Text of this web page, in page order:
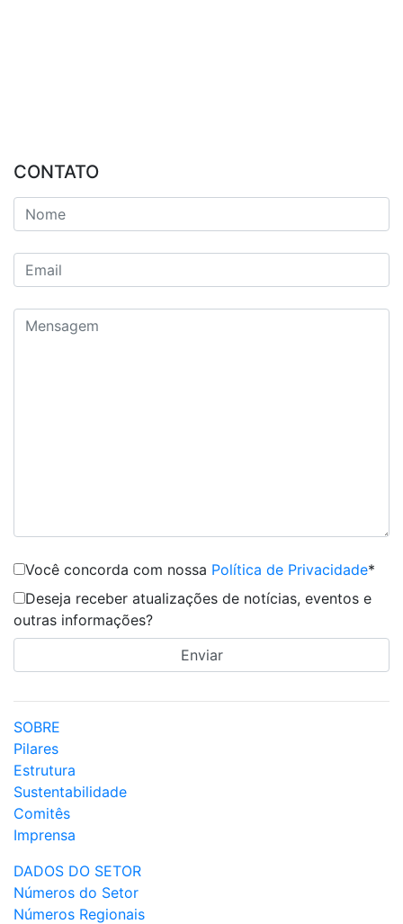
CONTATO
Você concorda com nossa Política de Privacidade*
Deseja receber atualizações de notícias, eventos e
outras informações?
SOBRE
Pilares
Estrutura
Sustentabilidade
Comitês
Imprensa
DADOS DO SETOR
Números do Setor
Números Regionais